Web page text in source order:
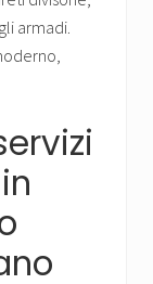
armadi.